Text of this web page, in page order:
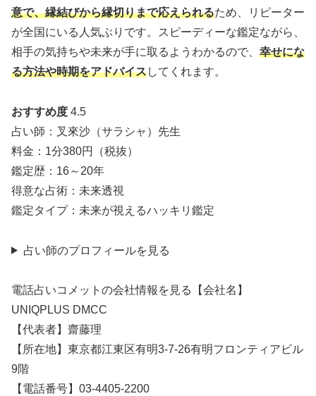
意で、縁結びから縁切りまで応えられるため、リピーター
が全国にいる人気ぶりです。スピーディーな鑑定ながら、
相手の気持ちや未来が手に取るようわかるので、 幸せにな
る方法や時期をアドバイスしてくれます。
おすすめ度 4.5
占い師：叉來沙（サラシャ）先生
料金：1分380円（税抜）
鑑定歴：16～20年
得意な占術：未来透視
鑑定タイプ：未来が視えるハッキリ鑑定
占い師のプロフィールを見る
電話占いコメットの会社情報を見る【会社名】
UNIQPLUS DMCC
【代表者】齋藤理
【所在地】東京都江東区有明3-7-26有明フロンティアビル
9階
【電話番号】03-4405-2200